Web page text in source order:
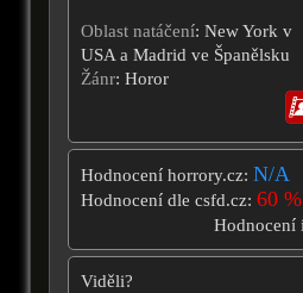
Oblast natáčení: New York v
USA a Madrid ve Španělsku
Žánr: Horor
Hodnocení horrory.cz: N/A
Hodnocení dle csfd.cz: 60 %
Hodnocení
Viděli?